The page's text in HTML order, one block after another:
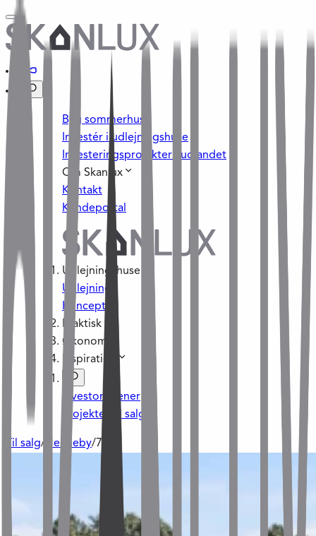
Byg sommerhus
Investér i udlejningshuse
Investeringsprojekter i udlandet
Om Skanlux
Kontakt
Kundeportal
Udlejningshuse
Udlejning
Konceptet
Praktisk
Økonomi
Inspiration
Investoraftener
Projekter til salg
Til salg/ Henneby/74